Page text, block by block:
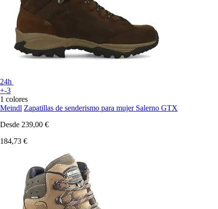
24h
+-3
1 colores
Meindl Zapatillas de senderismo para mujer Salerno GTX
Desde 239,00 €
184,73 €